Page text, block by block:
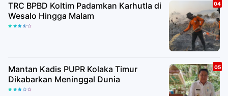
TRC BPBD Koltim Padamkan Karhutla di
Wesalo Hingga Malam
Mantan Kadis PUPR Kolaka Timur
Dikabarkan Meninggal Dunia